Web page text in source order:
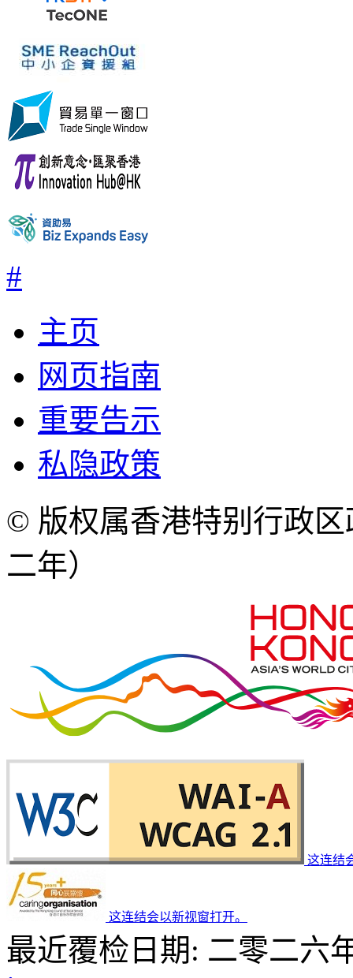
#
主页
网页指南
重要告示
私隐政策
© 版权属香港特别行政
二年）
这连结
这连结会以新视窗打开。
最近覆检日期: 二零二六